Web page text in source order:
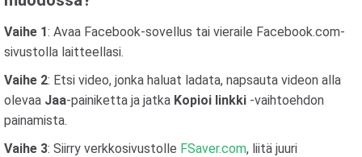
Vaihe 1: Avaa Facebook-sovellus tai vieraile Facebook.com-
sivustolla laitteellasi.
Vaihe 2: Etsi video, jonka haluat ladata, napsauta videon alla
olevaa Jaa-painiketta ja jatka Kopioi linkki -vaihtoehdon
painamista.
Vaihe 3: Siirry verkkosivustolle FSaver.com, liitä juuri